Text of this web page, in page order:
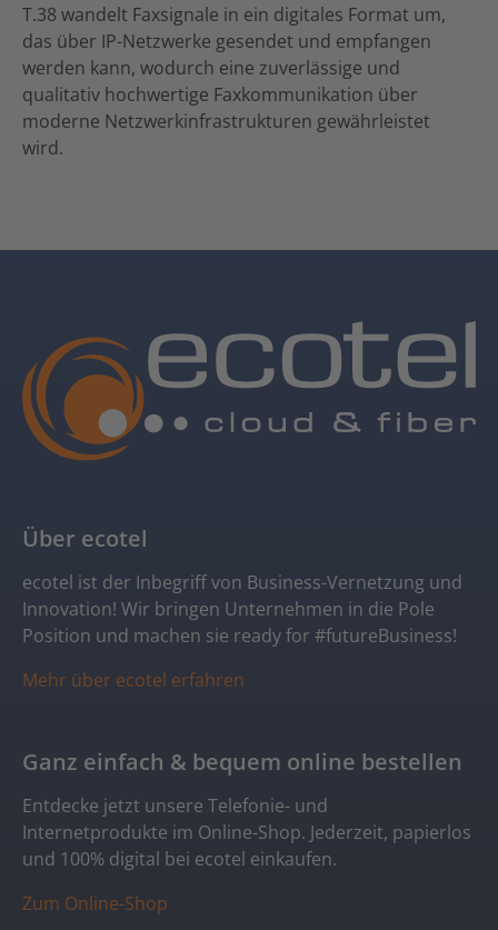
T.38 wandelt Faxsignale in ein digitales Format um,
das über IP-Netzwerke gesendet und empfangen
werden kann, wodurch eine zuverlässige und
qualitativ hochwertige Faxkommunikation über
moderne Netzwerkinfrastrukturen gewährleistet
wird.
Über ecotel
ecotel ist der Inbegriff von Business-Vernetzung und
Innovation! Wir bringen Unternehmen in die Pole
Position und machen sie ready for #futureBusiness!
Mehr über ecotel erfahren
Ganz einfach & bequem online bestellen
Entdecke jetzt unsere Telefonie- und
Internetprodukte im Online-Shop. Jederzeit, papierlos
und 100% digital bei ecotel einkaufen.
Zum Online-Shop